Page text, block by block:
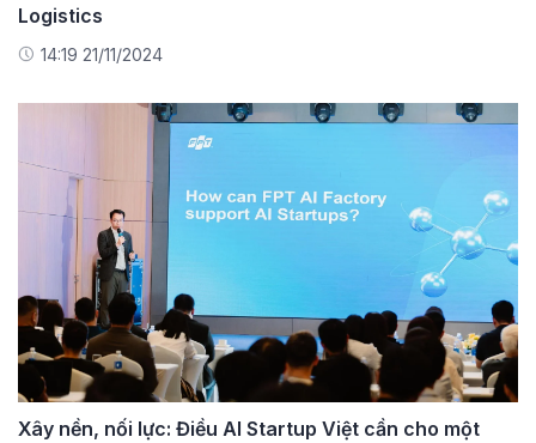
Logistics
14:19 21/11/2024
Xây nền, nối lực: Điều AI Startup Việt cần cho một